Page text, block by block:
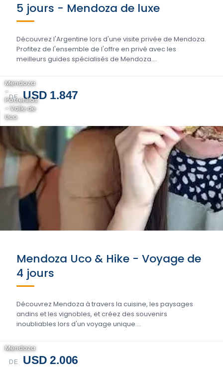
5 jours - Mendoza de luxe
Découvrez l'Argentine lors d'une visite privée de Mendoza.
Profitez de l'ensemble de l'offre en privé avec les
meilleurs guides spécialisés de Mendoza....
DE USD 1.847
Mendoza
-
Potrerillos
- Valle de
Uco
Mendoza Uco & Hike - Voyage de
4 jours
Découvrez Mendoza à travers la cuisine, les paysages
andins et les vignobles, et créez des souvenirs
inoubliables lors d'un voyage unique....
DE USD 2.006
Mendoza